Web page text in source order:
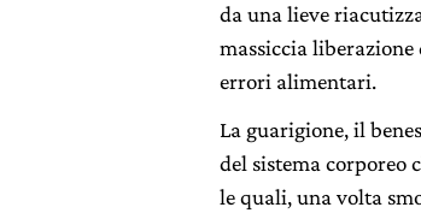
da una lieve
massiccia
errori alimentari.
La guarigione, il
del sistema corporeo
le quali, una volta